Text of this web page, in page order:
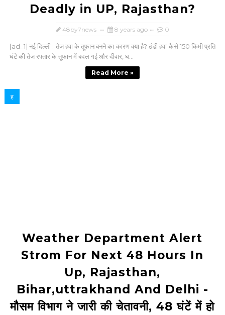
Deadly in UP, Rajasthan?
48by7news 8 years ago 0
[ad_1] नई दिल्‍ली : तेज हवा के तूफान बनने का कारण क्‍या है? ठंडी हवा कैसे 150 किमी प्रति
घंटे की तेज रफ्तार के तूफान में बदल गई और दीवार, घ...
Read More »
ह
Weather Department Alert
Strom For Next 48 Hours In
Up, Rajasthan,
Bihar,uttrakhand And Delhi -
मौसम विभाग ने जारी की चेतावनी, 48 घंटें में हो